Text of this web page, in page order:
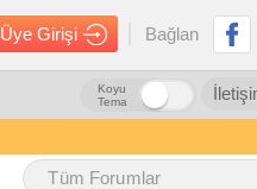
Üye Girişi Bağlan
Koyu
Tema
Tüm Forumlar